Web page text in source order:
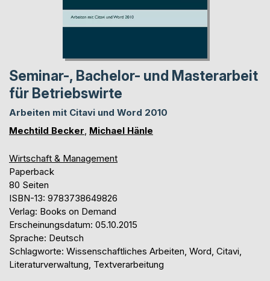
Seminar-, Bachelor- und Masterarbeit
für Betriebswirte
Arbeiten mit Citavi und Word 2010
Mechtild Becker Michael Hänle
Wirtschaft & Management
Paperback
80 Seiten
ISBN-13: 9783738649826
Verlag: Books on Demand
Erscheinungsdatum: 05.10.2015
Sprache: Deutsch
Schlagworte: Wissenschaftliches Arbeiten, Word, Citavi,
Literaturverwaltung, Textverarbeitung